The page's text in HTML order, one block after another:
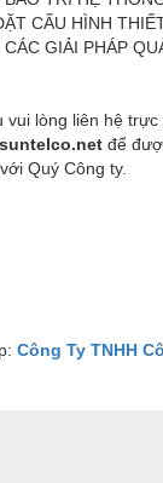
CẤU HÌNH
GIẢI PHÁP
vui lòng liên hệ trực
để
Quý Công ty.
Công Ty TNHH